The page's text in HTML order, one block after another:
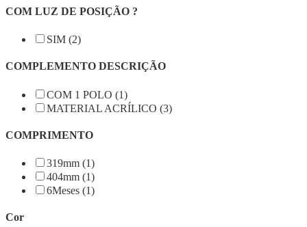
COM LUZ DE POSIÇÃO ?
SIM (2)
COMPLEMENTO DESCRIÇÃO
COM 1 POLO (1)
MATERIAL ACRÍLICO (3)
COMPRIMENTO
319mm (1)
404mm (1)
6Meses (1)
Cor